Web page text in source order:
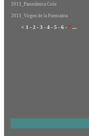
2013_Panorámica Coín
2013_Virgen de la Fuensanta
< 1 - 2 - 3 - 4 - 5 - 6 - 7 ...